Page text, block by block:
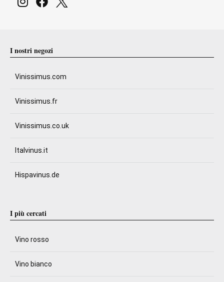
I nostri negozi
Vinissimus.com
Vinissimus.fr
Vinissimus.co.uk
Italvinus.it
Hispavinus.de
I più cercati
Vino rosso
Vino bianco